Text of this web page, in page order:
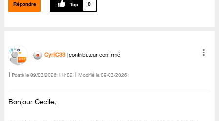
Répondre 0
CyrilC33 contributeur confirmé
Posté le ‎09/03/2026 11h02 Modifié le 09/03/2026
Bonjour Cecile,